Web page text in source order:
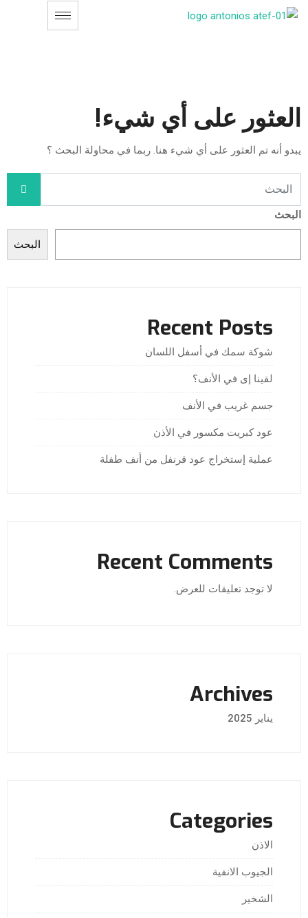
العثور على أي شيء!
يبدو أنه تم العثور على أي شيء هنا. ربما في محاولة البحث ؟
البحث
البحث
Recent Posts
شوكة سمك في أسفل اللسان
لقينا إى في الأنف؟
جسم غريب في الأنف
عود كبريت مكسور في الأذن
عملية إستخراج عود قرنفل من أنف طفلة
Recent Comments
لا توجد تعليقات للعرض.
Archives
يناير 2025
Categories
الاذن
الجيوب الانفية
الشخير